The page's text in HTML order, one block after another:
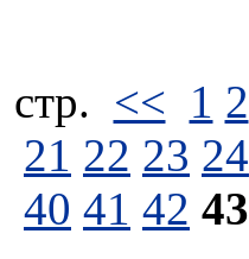
стp. << 1 2
21 22 23 24
40 41 42 43